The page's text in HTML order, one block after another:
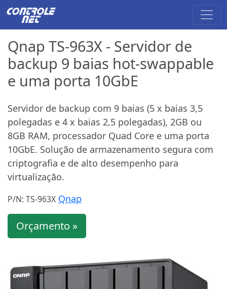
Qnap TS-963X - Servidor de
backup 9 baias hot-swappable
e uma porta 10GbE
Servidor de backup com 9 baias (5 x baias 3,5
polegadas e 4 x baias 2,5 polegadas), 2GB ou
8GB RAM, processador Quad Core e uma porta
10GbE. Solução de armazenamento segura com
criptografia e de alto desempenho para
virtualização.
P/N: TS-963X Qnap
Orçamento »